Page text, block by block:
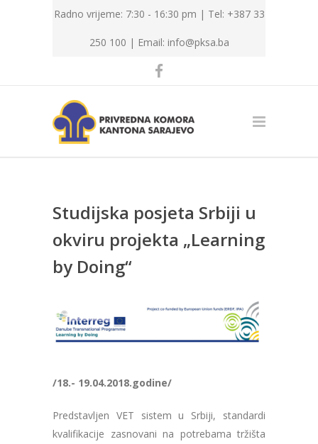
Radno vrijeme: 7:30 - 16:30 pm | Tel: +387 33
250 100 | Email: info@pksa.ba
Studijska posjeta Srbiji u
okviru projekta „Learning
by Doing“
/18.- 19.04.2018.godine/
Predstavljen VET sistem u Srbiji, standardi
kvalifikacije zasnovani na potrebama tržišta